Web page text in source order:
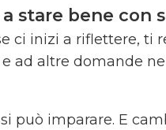
stare bene con
ci inizi a riflettere, ti
ad altre domande
può imparare. E